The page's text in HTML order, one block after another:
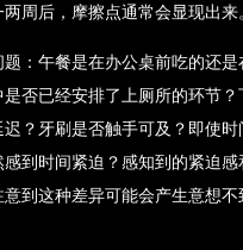
周后，摩擦点通常会显现出来
：午餐是在办公桌前吃的还
否已经安排了上厕所的环节？
？牙刷是否触手可及？即使时
到时间紧迫？感知到的紧迫
到这种差异可能会产生意想不